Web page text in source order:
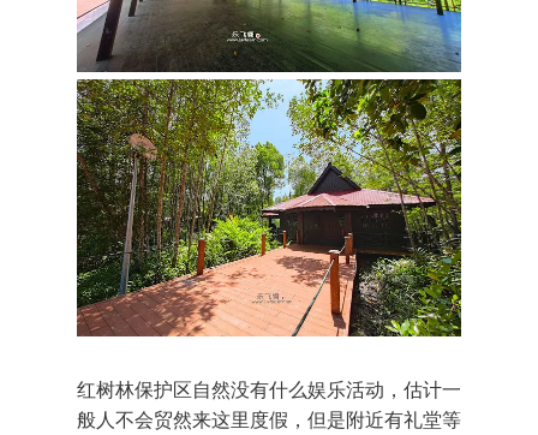
红树林保护区自然没有什么娱乐活动，估计一
般人不会贸然来这里度假，但是附近有礼堂等